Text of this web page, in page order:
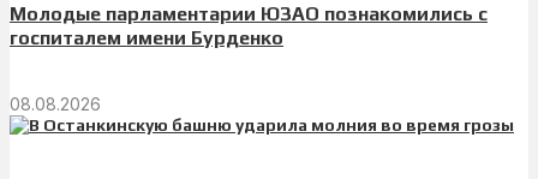
Молодые парламентарии ЮЗАО познакомились с
госпиталем имени Бурденко
08.08.2026